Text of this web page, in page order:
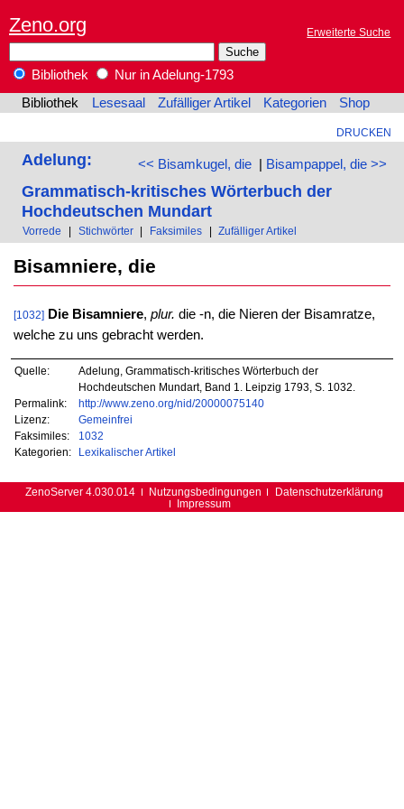
Zeno.org Erweiterte Suche
Bibliothek
Nur in Adelung-1793
Bibliothek
Lesesaal Zufälliger Artikel Kategorien Shop
DRUCKEN
<< Bisamkugel, die| Bisampappel, die >>
Adelung:
Grammatisch-kritisches Wörterbuch der
Hochdeutschen Mundart
Vorrede | Stichwörter | Faksimiles | Zufälliger Artikel
Bisamniere, die
[1032] Die Bisamniere, plur. die -n, die Nieren der Bisamratze,
welche zu uns gebracht werden.
Quelle:
Adelung, Grammatisch-kritisches Wörterbuch der
Hochdeutschen Mundart, Band 1. Leipzig 1793, S. 1032.
Permalink:
http://www.zeno.org/nid/20000075140
Lizenz:
Gemeinfrei
Faksimiles:
1032
Kategorien:
Lexikalischer Artikel
ZenoServer 4.030.014 Nutzungsbedingungen
Datenschutzerklärung
Impressum